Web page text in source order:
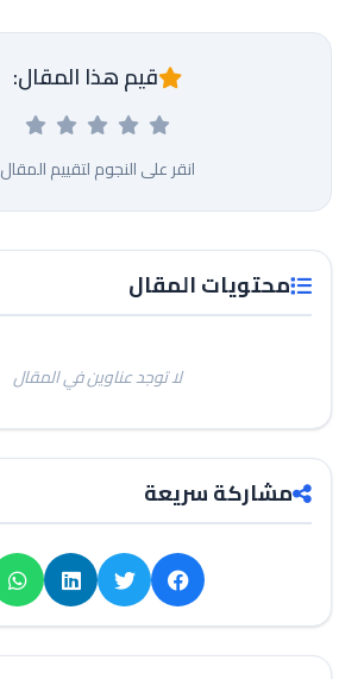
قيم هذا المقال:
انقر على النجوم لتقييم المقال
محتويات المقال
لا توجد عناوين في المقال
مشاركة سريعة